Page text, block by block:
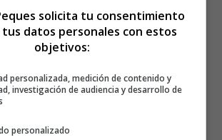
hacer Mug Cake de
de cacahuete bajo en
- Recetas
solicita tu consentimiento
tus datos personales con estos
objetivos:
personalizada, medición de contenido y
investigación de audiencia y desarrollo de
personalizado